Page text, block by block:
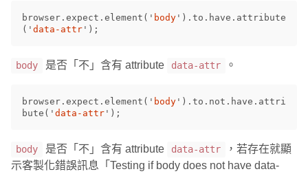
browser . expect . element ( ' body ' ). to . have . attribute
( ' data-attr ' );
body 是否「不」含有 attribute data-attr 。
browser . expect . element ( ' body ' ). to . not . have . attri
bute ( ' data-attr ' );
body 是否「不」含有 attribute data-attr
，若存在就顯
示客製化錯誤訊息「Testing if body does not have data-